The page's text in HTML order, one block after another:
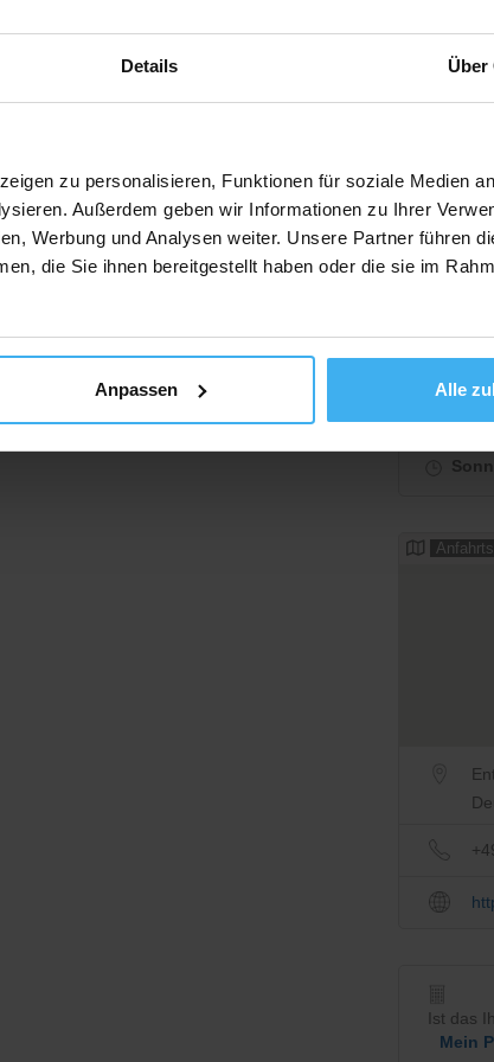
Details Über
zu personalisieren, Funktionen für soziale Medien
Außerdem geben wir Informationen zu Ihrer
Werbung und Analysen weiter. Unsere Partner führen
die Sie ihnen bereitgestellt haben oder die sie im
Anpassen Alle
Ist das
Mein